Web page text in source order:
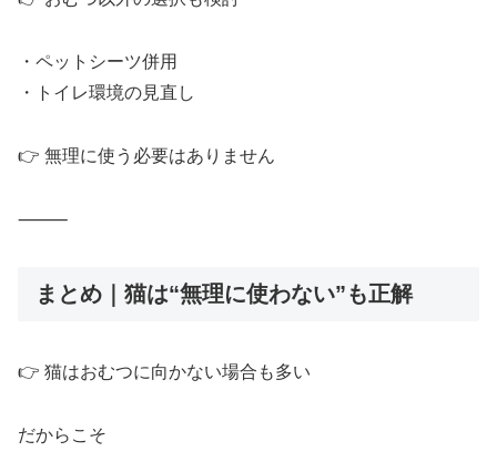
・ペットシーツ併用
・トイレ環境の見直し
👉 無理に使う必要はありません
⸻
まとめ｜猫は“無理に使わない”も正解
👉 猫はおむつに向かない場合も多い
だからこそ